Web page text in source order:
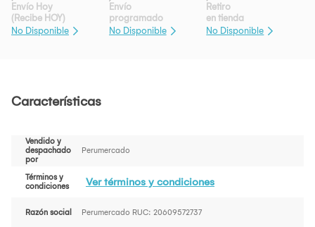
Envío Hoy
(Recibe HOY)
No Disponible
Envío
programado
No Disponible
Retiro
en tienda
No Disponible
Características
Vendido y
despachado
por
Perumercado
Términos y
condiciones
Ver términos y condiciones
Razón social Perumercado RUC: 20609572737